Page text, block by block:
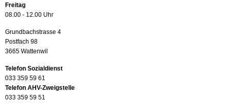
Freitag
08.00 - 12.00 Uhr
Grundbachstrasse 4
Postfach 98
3665 Wattenwil
Telefon Sozialdienst
033 359 59 61
Telefon AHV-Zweigstelle
033 359 59 51